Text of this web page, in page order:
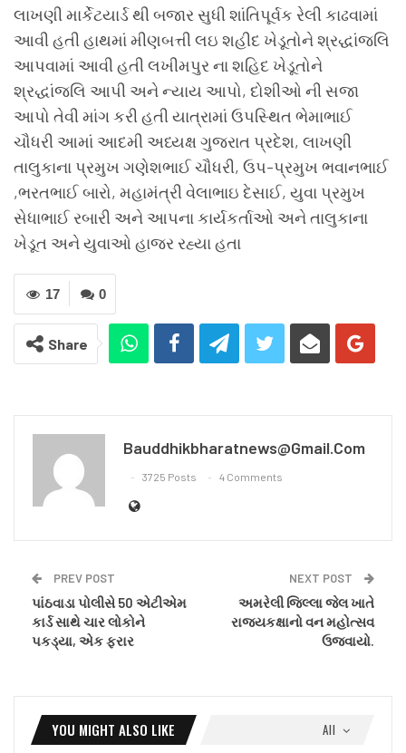
લાખણી માર્કેટયાર્ડ થી બજાર સુધી શાંતિપૂર્વક રેલી કાઢવામાં
આવી હતી હાથમાં મીણબત્તી લઇ શહીદ ખેડૂતોને શ્રદ્ધાંજલિ
આપવામાં આવી હતી લખીમપુર ના શહિદ ખેડૂતોને
શ્રદ્ધાંજલિ આપી અને ન્યાય આપો, દોશીઓ ની સજા
આપો તેવી માંગ કરી હતી યાત્રામાં ઉપસ્થિત ભેમાભાઈ
ચૌધરી આમાં આદમી અધ્યક્ષ ગુજરાત પ્રદેશ, લાખણી
તાલુકાના પ્રમુખ ગણેશભાઈ ચૌધરી, ઉપ-પ્રમુખ ભવાનભાઈ
,ભરતભાઈ બારો, મહામંત્રી વેલાભાઇ દેસાઈ, યુવા પ્રમુખ
સેધાભાઈ રબારી અને આપના કાર્યકર્તાઓ અને તાલુકાના
ખેડૂત અને યુવાઓ હાજર રહ્યા હતા
0
17
Share
Bauddhikbharatnews@gmail.com
3725 Posts 4 Comments
PREV POST
પાંઠવાડા પોલીસે 50 એટીએમ
કાર્ડ સાથે ચાર લોકોને
પકડ્યા, એક ફરાર
NEXT POST
અમરેલી જિલ્લા જેલ ખાતે
રાજ્યકક્ષાનો વન મહોત્સવ
ઉજવાયો.
All
YOU MIGHT ALSO LIKE